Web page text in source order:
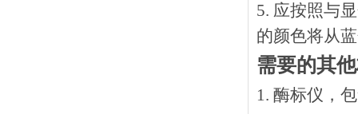
5. 应按照与
的颜色将从
需要的其
1. 酶标仪，